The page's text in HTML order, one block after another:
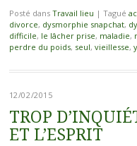
Posté dans Travail lieu | Tagué
divorce, dysmorphie snapchat,
difficile, le lâcher prise, maladie,
perdre du poids, seul, vieillesse,
12/02/2015
TROP
ET L’ESPRIT